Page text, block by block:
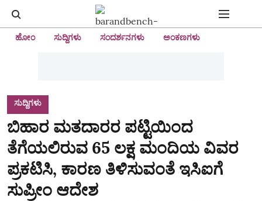
ಹೋಂ ಸುದ್ದಿಗಳು ಸಂದರ್ಶನಗಳು ಅಂಕಣಗಳು
ಸುದ್ದಿಗಳು
ಬಿಹಾರ ಮತದಾರರ ಪಟ್ಟಿಯಿಂದ
ತೆಗೆಯಲಿರುವ 65 ಲಕ್ಷ ಮಂದಿಯ ವಿವರ
ಪ್ರಕಟಿಸಿ, ಕಾರಣ ತಿಳಿಸುವಂತೆ ಇಸಿಐಗೆ
ಸುಪ್ರೀಂ ಆದೇಶ